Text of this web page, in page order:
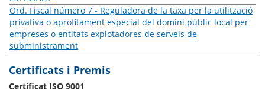
Ord. Fiscal número 7 - Reguladora de la taxa per la utilització
privativa o aprofitament especial del domini públic local per
empreses o entitats explotadores de serveis de
subministrament
Certificats i Premis
Certificat ISO 9001